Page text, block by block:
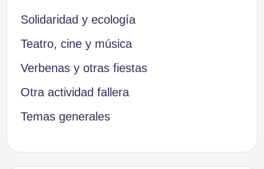
Solidaridad y ecología
Teatro, cine y música
Verbenas y otras fiestas
Otra actividad fallera
Temas generales